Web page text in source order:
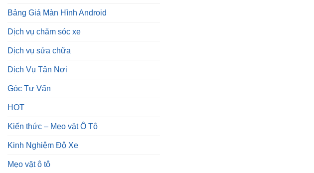
Bảng Giá Màn Hình Android
Dịch vụ chăm sóc xe
Dịch vụ sửa chữa
Dịch Vụ Tận Nơi
Góc Tư Vấn
HOT
Kiến thức – Mẹo vặt Ô Tô
Kinh Nghiệm Độ Xe
Mẹo vặt ô tô